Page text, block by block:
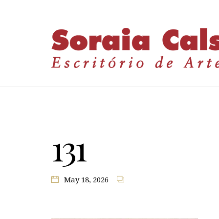
131
May 18, 2026